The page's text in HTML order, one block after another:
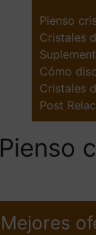
Pienso
Cristales
Cómo
Cristales
Post
Pienso
Mejores